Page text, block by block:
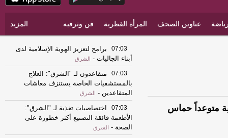
عناوين الصحف المرأة القطرية فن وترفيه المزيد
متوعداً حماس
07:03
برامج لتعزيز الهوية الإسلامية لدى
أبناء الجاليات - الشرق
07:03
متقاعدون لـ "الشرق": العلاج
بالمستشفيات الخاصة يستنزف معاشات
المتقاعدين - الشرق
07:03
اختصاصيات تغذية لـ "الشرق":
الأطعمة فائقة التصنيع أكثر خطورة على
الصحة - الشرق